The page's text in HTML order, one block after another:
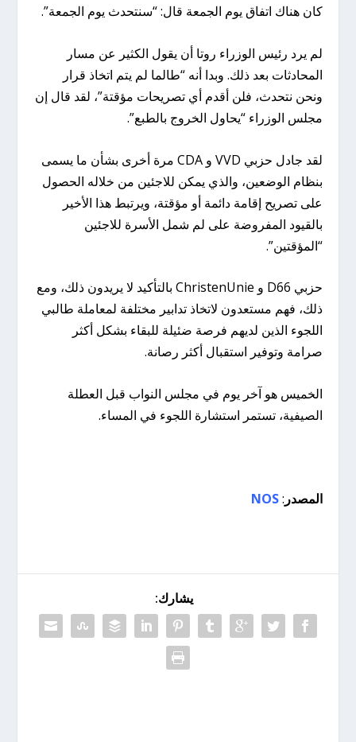
كان هناك اتفاق يوم الجمعة قال: “سنتحدث يوم الجمعة”.
لم يرد رئيس الوزراء روتا أن يقول الكثير عن مسار
المحادثات بعد ذلك. وبدا أنه “طالما لم يتم اتخاذ قرار
ونحن نتحدث، فلن أقدم أي تصريحات مؤقتة”، لقد قال إن
مجلس الوزراء “يحاول الخروج بالطبع”.
لقد جادل حزبي VVD و CDA مرة أخرى بشأن ما يسمى
بنظام الوضعين، والذي يمكن للاجئين من خلاله الحصول
على تصريح إقامة دائمة أو مؤقتة، ويرتبط هذا الأخير
بالقيود المفروضة على لم شمل الأسرة للاجئين
“المؤقتين”.
حزبي D66 و ChristenUnie بالتأكيد لا يريدون ذلك، ومع
ذلك، فهم مستعدون لاتخاذ تدابير مختلفة لمعاملة طالبي
اللجوء الذين لديهم فرصة ضئيلة للبقاء بشكل أكثر
صرامة وتوفير استقبال أكثر رصانة.
الخميس هو آخر يوم في مجلس النواب قبل العطلة
الصيفية، تستمر استشارة اللجوء في المساء.
المصدر :
NOS
يشارك: